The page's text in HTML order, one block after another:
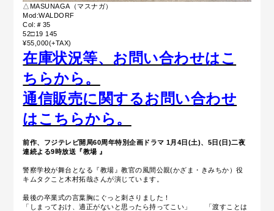
△MASUNAGA（マスナガ）
Mod:WALDORF
Col:＃35
52□19 145
¥55,000(+TAX)
在庫状況等、お問い合わせはこ
ちらから。
通信販売に関するお問い合わせ
はこちらから。
前作、フジテレビ開局60周年特別企画ドラマ 1月4日(土)、5日(日)二夜
連続よる9時放送『教場 』
警察学校が舞台となる『教場』教官の風間公親(かざま・きみちか）役
キムタクこと木村拓哉さんが演じています。
最後の卒業式の言葉胸にぐっと刺さりました！
「しまっておけ、適正がないと思ったら持ってこい」 「渡すことは